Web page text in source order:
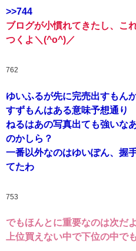
>>744
ブログが小慣れてきたし、こ
つくよ＼(^o^)／
762
ゆいふるが先に完売出すもん
すずもんはある意味予想通り
ねるはあの写真出ても強いな
のかしら？
一番以外なのはゆいぽん、握
てたわ
753
でもほんとに重要なのは次だ
上位買えない中で下位の中で